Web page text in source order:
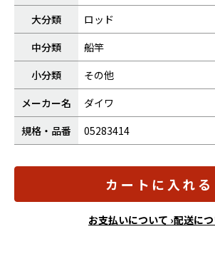
大分類
ロッド
中分類
船竿
小分類
その他
メーカー名
ダイワ
規格・品番
05283414
カートに入れる
お支払いについて ›配送につ